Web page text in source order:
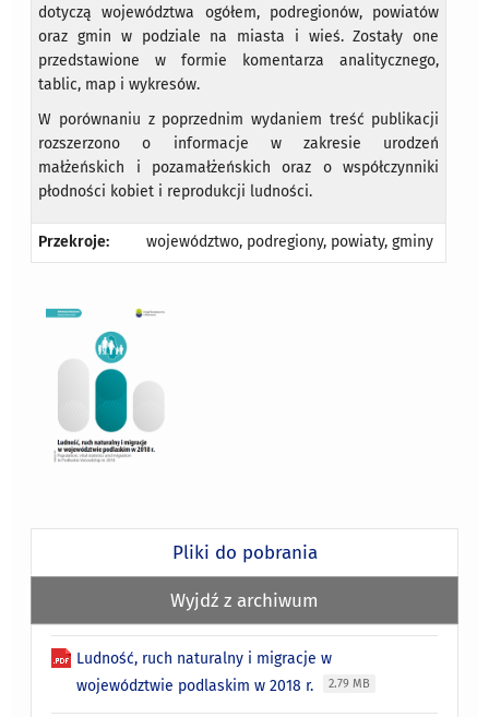
dotyczą województwa ogółem, podregionów, powiatów
oraz gmin w podziale na miasta i wieś. Zostały one
przedstawione w formie komentarza analitycznego,
tablic, map i wykresów.
W porównaniu z poprzednim wydaniem treść publikacji
rozszerzono o informacje w zakresie urodzeń
małżeńskich i pozamałżeńskich oraz o współczynniki
płodności kobiet i reprodukcji ludności.
Przekroje: województwo, podregiony, powiaty, gminy
Pliki do pobrania
Wyjdź z archiwum
Ludność, ruch naturalny i migracje w
województwie podlaskim w 2018 r.
2.79 MB